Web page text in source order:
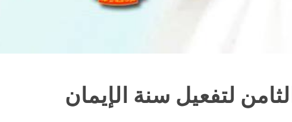
لتفعيل سنة الإيمان